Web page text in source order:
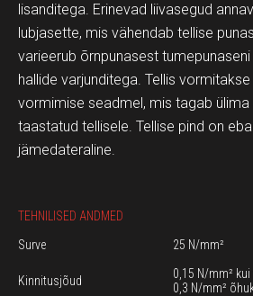
lisanditega. Erinevad liivasegud
lubjasette, mis vähendab tellise
varieerub õrnpunasest
hallide varjunditega. Tellis
vormimise seadmel, mis tagab ülima
taastatud tellisele. Tellise pind on
jämedateraline.
TEHNILISED ANDMED
Surve
25 N/mm²
Kinnitusjõud
0,15 N/mm²
0,3 N/mm²